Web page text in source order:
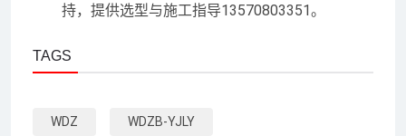
持，提供选型与施工指导13570803351。
TAGS
WDZ WDZB-YJLY